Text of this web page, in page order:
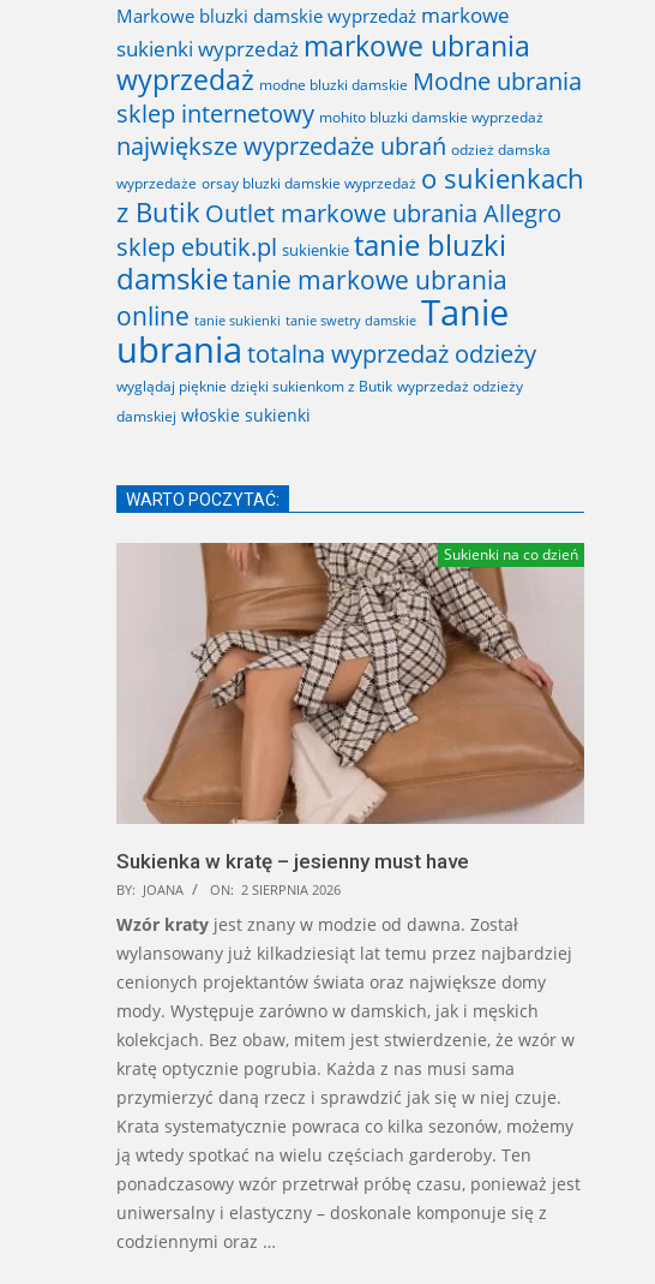
Markowe bluzki damskie wyprzedaż markowe
sukienki wyprzedaż markowe ubrania
wyprzedaż modne bluzki damskie Modne ubrania
sklep internetowy mohito bluzki damskie wyprzedaż
największe wyprzedaże ubrań odzież damska
wyprzedaże orsay bluzki damskie wyprzedaż o sukienkach
z Butik Outlet markowe ubrania Allegro
sklep ebutik.pl sukienkie tanie bluzki
damskietanie markowe ubrania
online tanie sukienki tanie swetry damskie Tanie
ubrania totalna wyprzedaż odzieży
wyglądaj pięknie dzięki sukienkom z Butik wyprzedaż odzieży
damskiej włoskie sukienki
WARTO POCZYTAĆ:
Sukienki na co dzień
Sukienka w kratę – jesienny must have
BY: JOANA ON: 2 SIERPNIA 2026
Wzór kraty jest znany w modzie od dawna. Został
wylansowany już kilkadziesiąt lat temu przez najbardziej
cenionych projektantów świata oraz największe domy
mody. Występuje zarówno w damskich, jak i męskich
kolekcjach. Bez obaw, mitem jest stwierdzenie, że wzór w
kratę optycznie pogrubia. Każda z nas musi sama
przymierzyć daną rzecz i sprawdzić jak się w niej czuje.
Krata systematycznie powraca co kilka sezonów, możemy
ją wtedy spotkać na wielu częściach garderoby. Ten
ponadczasowy wzór przetrwał próbę czasu, ponieważ jest
uniwersalny i elastyczny – doskonale komponuje się z
codziennymi oraz …